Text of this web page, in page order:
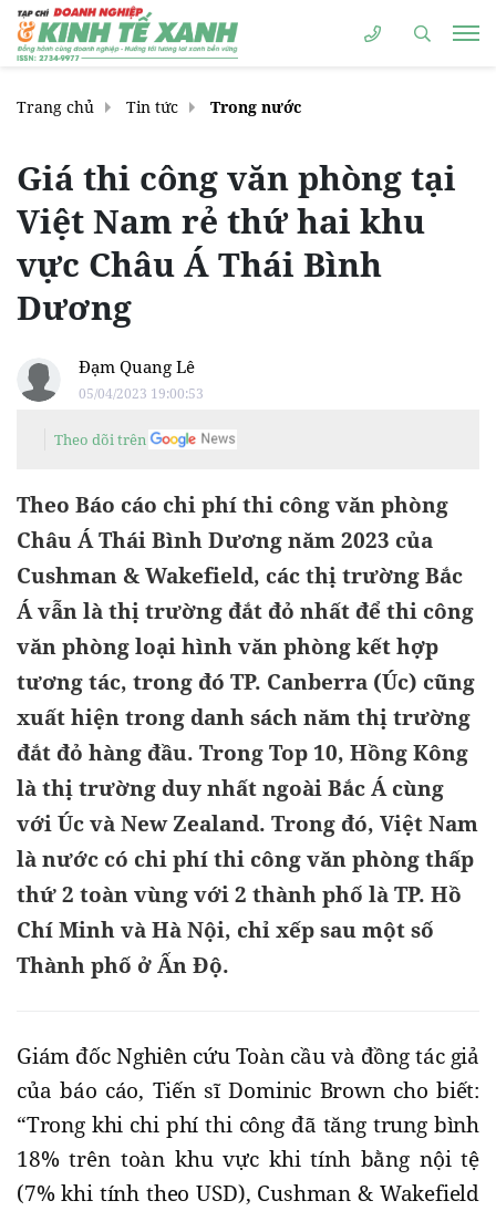
Trang chủ Tin tức Trong nước
Giá thi công văn phòng tại
Việt Nam rẻ thứ hai khu
vực Châu Á Thái Bình
Dương
Đạm Quang Lê
05/04/2023 19:00:53
Theo dõi trên
Theo Báo cáo chi phí thi công văn phòng
Châu Á Thái Bình Dương năm 2023 của
Cushman & Wakefield, các thị trường Bắc
Á vẫn là thị trường đắt đỏ nhất để thi công
văn phòng loại hình văn phòng kết hợp
tương tác, trong đó TP. Canberra (Úc) cũng
xuất hiện trong danh sách năm thị trường
đắt đỏ hàng đầu. Trong Top 10, Hồng Kông
là thị trường duy nhất ngoài Bắc Á cùng
với Úc và New Zealand. Trong đó, Việt Nam
là nước có chi phí thi công văn phòng thấp
thứ 2 toàn vùng với 2 thành phố là TP. Hồ
Chí Minh và Hà Nội, chỉ xếp sau một số
Thành phố ở Ấn Độ.
Giám đốc Nghiên cứu Toàn cầu và đồng tác giả
của báo cáo, Tiến sĩ Dominic Brown cho biết:
“Trong khi chi phí thi công đã tăng trung bình
18% trên toàn khu vực khi tính bằng nội tệ
(7% khi tính theo USD), Cushman & Wakefield